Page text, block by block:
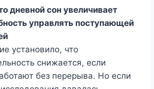
дневной сон увеличивает
управлять поступающей
установило, что
снижается, если
без перерыва. Но если